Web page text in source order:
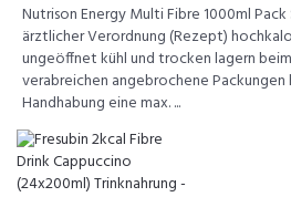
Nutrison Energy Multi Fibre 1000ml
ärztlicher Verordnung (Rezept)
ungeöffnet kühl und trocken lagern
verabreichen angebrochene
Handhabung eine max. ...